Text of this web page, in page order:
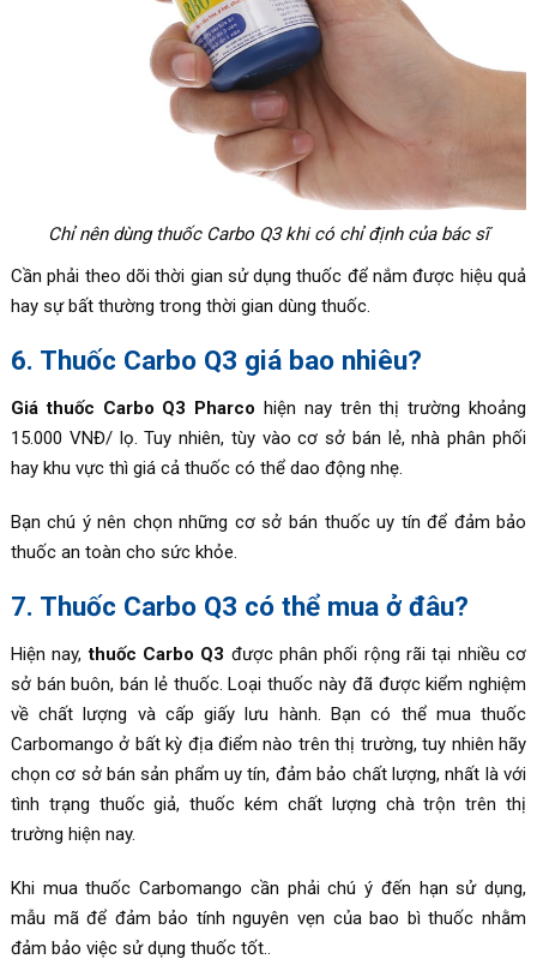
Chỉ nên dùng thuốc Carbo Q3 khi có chỉ định của bác sĩ
Cần phải theo dõi thời gian sử dụng thuốc để nắm được hiệu quả
hay sự bất thường trong thời gian dùng thuốc.
6. Thuốc Carbo Q3 giá bao nhiêu?
Giá thuốc Carbo Q3 Pharco hiện nay trên thị trường khoảng
15.000 VNĐ/ lọ. Tuy nhiên, tùy vào cơ sở bán lẻ, nhà phân phối
hay khu vực thì giá cả thuốc có thể dao động nhẹ.
Bạn chú ý nên chọn những cơ sở bán thuốc uy tín để đảm bảo
thuốc an toàn cho sức khỏe.
7. Thuốc Carbo Q3 có thể mua ở đâu?
Hiện nay,thuốc Carbo Q3 được phân phối rộng rãi tại nhiều cơ
sở bán buôn, bán lẻ thuốc. Loại thuốc này đã được kiểm nghiệm
về chất lượng và cấp giấy lưu hành. Bạn có thể mua thuốc
Carbomango ở bất kỳ địa điểm nào trên thị trường, tuy nhiên hãy
chọn cơ sở bán sản phẩm uy tín, đảm bảo chất lượng, nhất là với
tình trạng thuốc giả, thuốc kém chất lượng chà trộn trên thị
trường hiện nay.
Khi mua thuốc Carbomango cần phải chú ý đến hạn sử dụng,
mẫu mã để đảm bảo tính nguyên vẹn của bao bì thuốc nhằm
đảm bảo việc sử dụng thuốc tốt..